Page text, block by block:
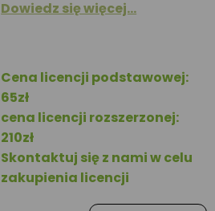
Dowiedz się więcej…
Cena licencji podstawowej:
65zł
cena licencji rozszerzonej:
210zł
Skontaktuj się z nami w celu
zakupienia licencji